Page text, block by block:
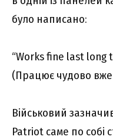
було написано:
“Works fine last long
(Працює чудово вже
Військовий
Patriot саме по собі